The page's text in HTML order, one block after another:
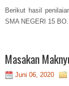
Berikut hasil
SMA NEGERI 15 BO...
Masakan
Juni 06, 2020